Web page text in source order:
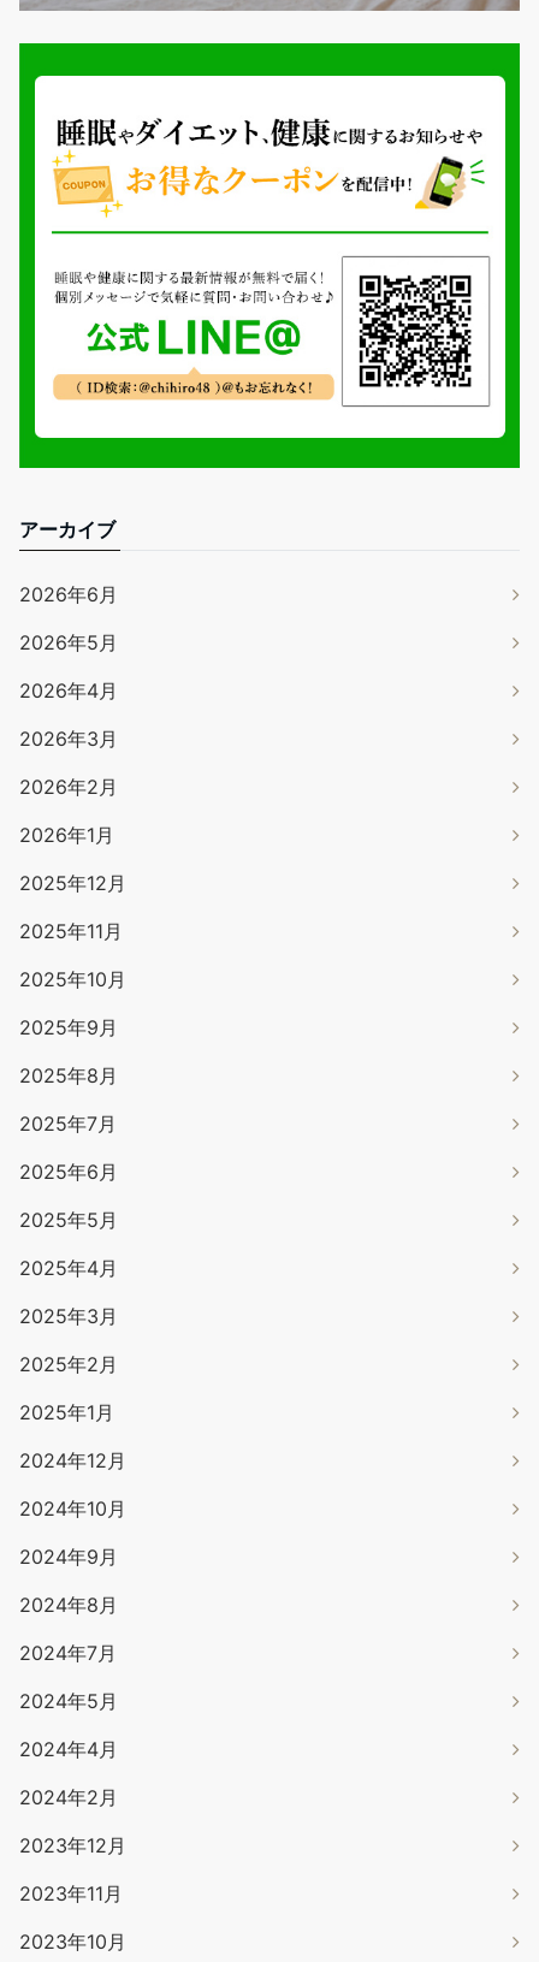
アーカイブ
2026年6月
2026年5月
2026年4月
2026年3月
2026年2月
2026年1月
2025年12月
2025年11月
2025年10月
2025年9月
2025年8月
2025年7月
2025年6月
2025年5月
2025年4月
2025年3月
2025年2月
2025年1月
2024年12月
2024年10月
2024年9月
2024年8月
2024年7月
2024年5月
2024年4月
2024年2月
2023年12月
2023年11月
2023年10月